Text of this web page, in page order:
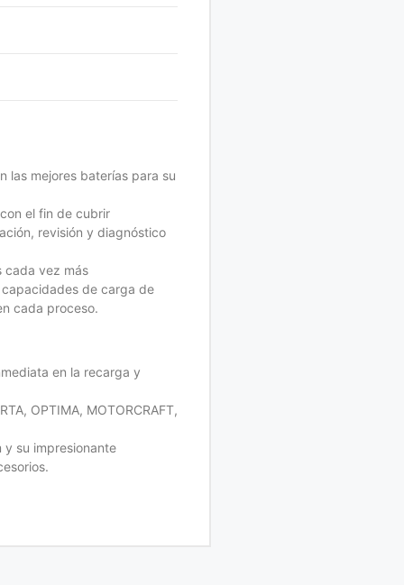
las mejores baterías para su
el fin de cubrir
revisión y diagnóstico
cada vez más
de carga de
cada proceso.
en la recarga y
OPTIMA, MOTORCRAFT,
y su impresionante